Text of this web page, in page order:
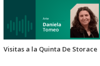
Visitas a la Quinta De Storace